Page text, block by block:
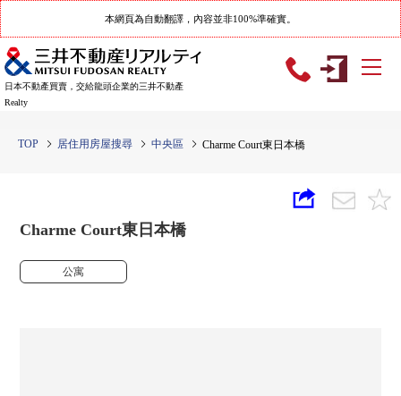
本網頁為自動翻譯，內容並非100%準確實。
日本不動產買賣，交給龍頭企業的三井不動產
Realty
TOP 居住用房屋搜尋 中央區 Charme Court東日本橋
Charme Court東日本橋
公寓